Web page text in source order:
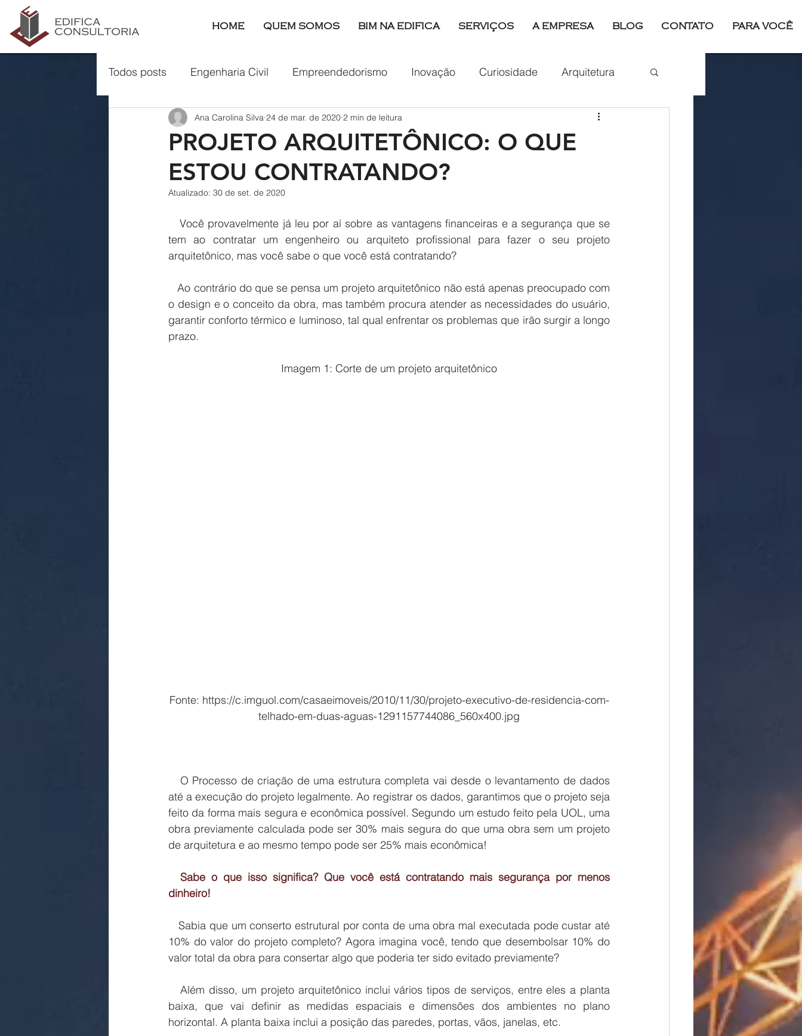
HOME QUEM SOMOS BIM NA EDIFICA SERVIÇOS A EMPRESA BLOG CONTATO PARA VOCÊ
Todos posts Engenharia Civil Empreendedorismo Inovação Curiosidade Arquitetura
Carta de Serviço Sustentabilidade Projeto Hidrossanitário
Projeto Estrutural
PROJETO ARQUITETÔNICO: O QUE
ESTOU CONTRATANDO?
Ana Carolina Silva 24 de mar. de 2020 2 min de leitura
Atualizado: 30 de set. de 2020
   Você provavelmente já leu por aí sobre as vantagens financeiras e a segurança que se
tem ao contratar um engenheiro ou arquiteto profissional para fazer o seu projeto
arquitetônico, mas você sabe o que você está contratando?
   Ao contrário do que se pensa um projeto arquitetônico não está apenas preocupado com
o design e o conceito da obra, mas também procura atender as necessidades do usuário,
garantir conforto térmico e luminoso, tal qual enfrentar os problemas que irão surgir a longo
prazo.
Imagem 1: Corte de um projeto arquitetônico
Fonte: https://c.imguol.com/casaeimoveis/2010/11/30/projeto-executivo-de-residencia-com-
telhado-em-duas-aguas-1291157744086_560x400.jpg
até a execução do projeto legalmente. Ao registrar os dados, garantimos que o projeto seja
feito da forma mais segura e econômica possível. Segundo um estudo feito pela UOL, uma
obra previamente calculada pode ser 30% mais segura do que uma obra sem um projeto
de arquitetura e ao mesmo tempo pode ser 25% mais econômica!
dinheiro!
   Sabia que um conserto estrutural por conta de uma obra mal executada pode custar até
10% do valor do projeto completo? Agora imagina você, tendo que desembolsar 10% do
valor total da obra para consertar algo que poderia ter sido evitado previamente?
   Além disso, um projeto arquitetônico inclui vários tipos de serviços, entre eles a planta
baixa, que vai definir as medidas espaciais e dimensões dos ambientes no plano
horizontal. A planta baixa inclui a posição das paredes, portas, vãos, janelas, etc.